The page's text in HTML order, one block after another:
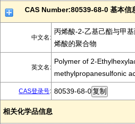
CAS Number:80539-68-0 基本信
中文名:
丙烯酸-2-乙基己酯与甲
烯酸的聚合物
英文名:
Polymer of 2-
methylpropanesulfonic
CAS登录号: 80539-68-0
相关化学品信息